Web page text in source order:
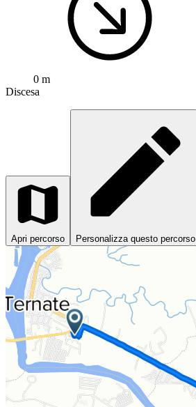
0 m
Discesa
Apri percorso Personalizza questo percorso